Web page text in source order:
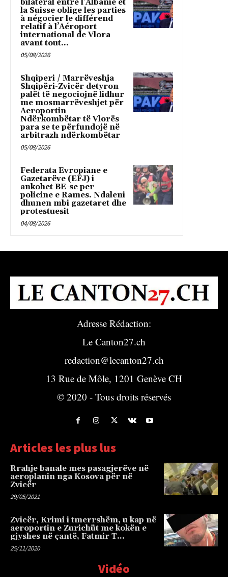
bilatéral entre l’Albanie et
la Suisse oblige les parties
à négocier le différend
relatif à l’Aéroport
international de Vlora
avant tout...
05/08/2026
Shqiperi / Marrëveshja
Shqipëri-Zvicër detyron
palët të negociojnë lidhur
me mosmarrëveshjet për
Aeroportin
Ndërkombëtar të Vlorës
para se te përfundojë në
arbitrazh ndërkombëtar
05/08/2026
Federata Evropiane e
Gazetarëve (EFJ) i
ankohet BE-se per
policine e Rames. Ndaleni
dhunen mbi gazetaret dhe
protestuesit
04/08/2026
Adresse Rédaction:
Le Canton27.ch
redaction@lecanton27.ch
13 Rue de Môle, 1201 Genève CH
© 2020 - Tous droits réservés
Articles les plus lus
Rrahje banale mes pasagjerëve në
aeroplanin nga Kosova për në
Zvicër
29/05/2021
Zvicër, Krimi i tmerrshëm, u kap në
aeroportin e Zurichüt me kokën e
gjyshes në çantë, Fatmir T…
25/11/2020
Vidéo